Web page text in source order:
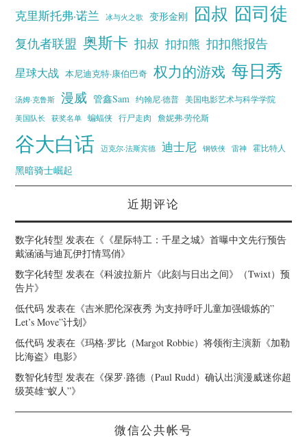
克里斯托弗·诺兰 冰与火之歌 变形金刚 囧叔 囧司徒
复仇者联盟 奥斯卡 扣叔 扣扣熊 扣扣熊报告
星球大战 本尼迪克特·康伯巴奇 权力的游戏 每日秀
汤姆·克鲁斯 漫威 管鑫Sam 约翰尼·德普
美国电影艺术与科学学院
美国队长
获奖名单 蝙蝠侠 行尸走肉 詹妮弗·劳伦斯
谷大白话 迈克尔·法斯宾德 迪士尼 钢铁侠 雷神 霍比特人
黑暗骑士崛起
近期评论
数字化转型 发表在《 《星际特工：千星之城》首曝中文先行预告
戴涵涵与迪瓦伊打情骂俏》
数字化转型 发表在《科波拉新片《此刻与日出之间》（Twixt）预
告片》
低代码 发表在《吉米肥伦深夜秀 为支持呼吁儿童加强锻炼的”
Let’s Move”计划》
低代码 发表在《玛格·罗比（Margot Robbie）将领衔主演新《加勒
比海盗》电影》
数智化转型 发表在《保罗·路德（Paul Rudd）确认出演漫威迷你超
级英雄“蚁人”》
微信公共帐号